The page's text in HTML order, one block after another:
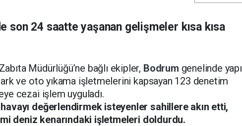
son 24 saatte yaşanan gelişmeler kısa kısa
Müdürlüğü’ne bağlı ekipler, Bodrum genelinde yapı
ve oto yıkama işletmelerini kapsayan 123 denetim
cezai işlem uyguladı.
değerlendirmek isteyenler sahillere akın etti,
deniz kenarındaki işletmeleri doldurdu.